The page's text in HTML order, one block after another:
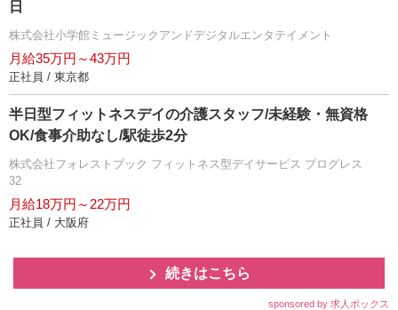
日
株式会社小学館ミュージックアンドデジタルエンタテイメント
月給35万円～43万円
正社員 / 東京都
半日型フィットネスデイの介護スタッフ/未経験・無資格
OK/食事介助なし/駅徒歩2分
株式会社フォレストブック フィットネス型デイサービス プログレス
32
月給18万円～22万円
正社員 / 大阪府
続きはこちら
sponsored by 求人ボックス